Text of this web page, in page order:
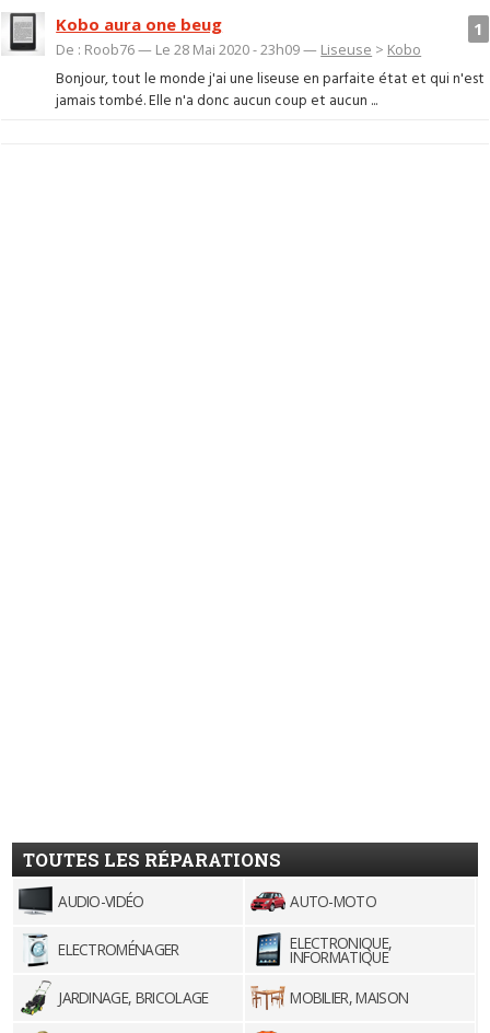
1
Kobo aura one beug
De : Roob76 — Le 28 Mai 2020 - 23h09 — Liseuse > Kobo
Bonjour, tout le monde j'ai une liseuse en parfaite état et qui n'est
jamais tombé. Elle n'a donc aucun coup et aucun ...
TOUTES LES RÉPARATIONS
AUDIO-VIDÉO AUTO-MOTO
ELECTROMÉNAGER ELECTRONIQUE,
INFORMATIQUE
JARDINAGE, BRICOLAGE
MOBILIER, MAISON